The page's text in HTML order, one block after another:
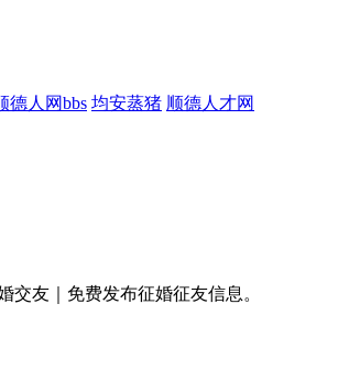
德人网bbs 均安蒸猪 顺德人才网
友｜免费发布征婚征友信息。